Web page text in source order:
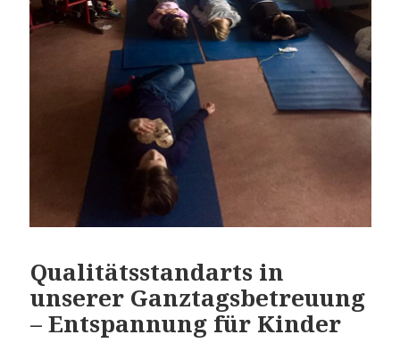
Qualitätsstandarts in
unserer Ganztagsbetreuung
– Entspannung für Kinder